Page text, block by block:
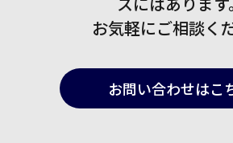
お気軽にご相談く
お問い合わせはこ